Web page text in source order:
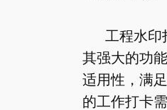
工程水印
其强大的功
适用性，满
的工作打卡